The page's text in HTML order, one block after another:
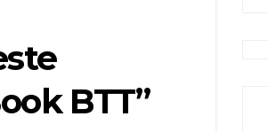
BTT”